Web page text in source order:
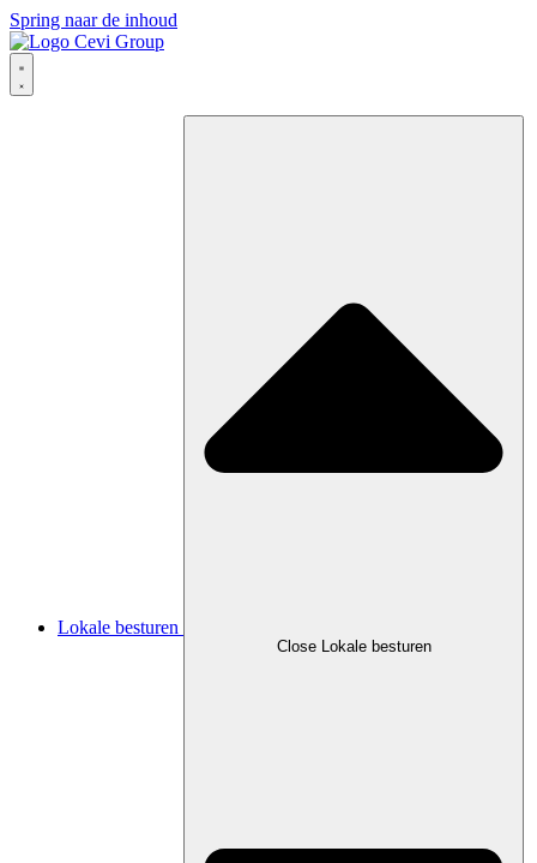
Spring naar de inhoud
Lokale besturen
Close Lokale besturen